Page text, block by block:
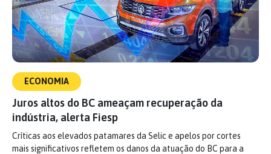
ECONOMIA
Juros altos do BC ameaçam recuperação da
indústria, alerta Fiesp
Críticas aos elevados patamares da Selic e apelos por cortes
mais significativos refletem os danos da atuação do BC para a